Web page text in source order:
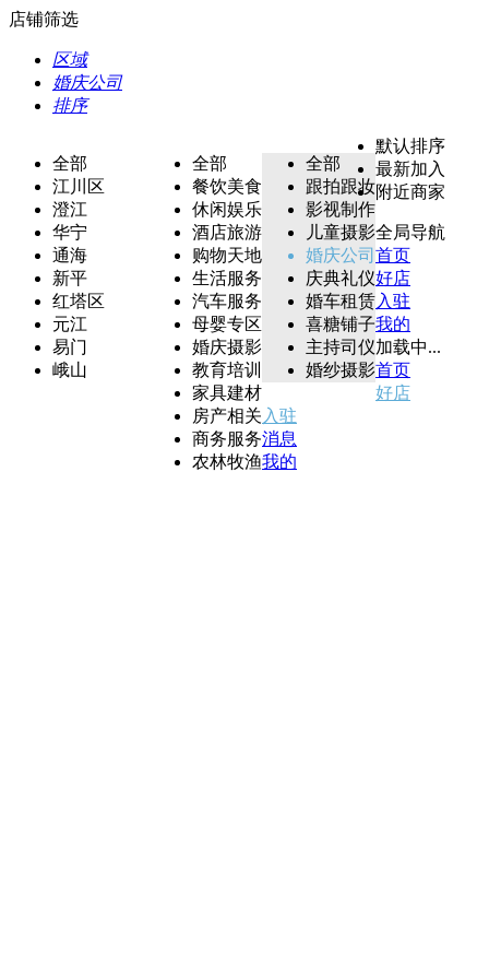
店铺筛选
区域
婚庆公司
排序
全部
江川区
澄江
华宁
通海
新平
红塔区
元江
易门
峨山
全部
餐饮美食
休闲娱乐
酒店旅游
购物天地
生活服务
汽车服务
母婴专区
婚庆摄影
教育培训
家具建材
房产相关
商务服务
农林牧渔
全部
跟拍跟妆
影视制作
儿童摄影
婚庆公司
庆典礼仪
婚车租赁
喜糖铺子
主持司仪
婚纱摄影
默认排序
最新加入
附近商家
全局导航
首页
好店
入驻
我的
加载中...
首页
好店
入驻
消息
我的